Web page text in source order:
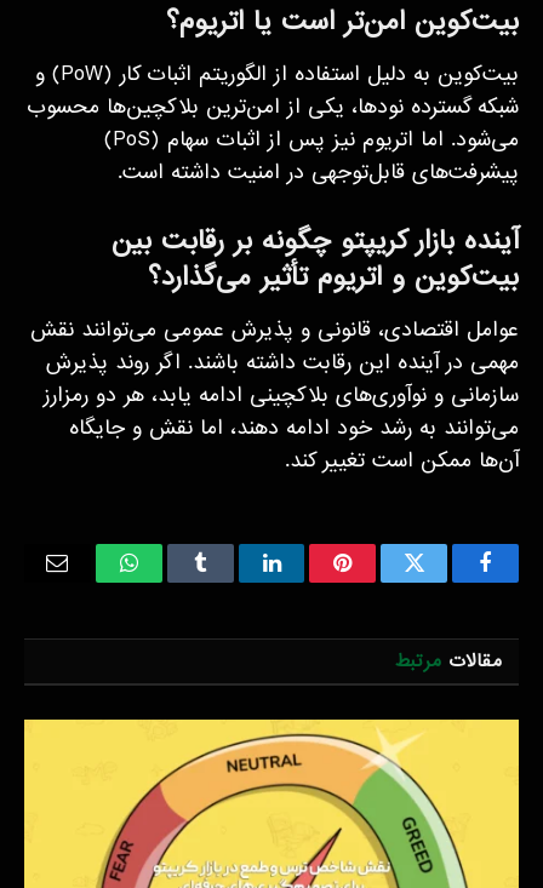
بیت‌کوین امن‌تر است یا اتریوم؟
بیت‌کوین به دلیل استفاده از الگوریتم اثبات کار (PoW) و
شبکه گسترده نودها، یکی از امن‌ترین بلاکچین‌ها محسوب
می‌شود. اما اتریوم نیز پس از اثبات سهام (PoS)
پیشرفت‌های قابل‌توجهی در امنیت داشته است.
آینده بازار کریپتو چگونه بر رقابت بین
بیت‌کوین و اتریوم تأثیر می‌گذارد؟
عوامل اقتصادی، قانونی و پذیرش عمومی می‌توانند نقش
مهمی در آینده این رقابت داشته باشند. اگر روند پذیرش
سازمانی و نوآوری‌های بلاکچینی ادامه یابد، هر دو رمزارز
می‌توانند به رشد خود ادامه دهند، اما نقش و جایگاه
آن‌ها ممکن است تغییر کند.
Facebook
Twitter
Pinterest
LinkedIn
Tumblr
WhatsApp
مقالات مرتبط